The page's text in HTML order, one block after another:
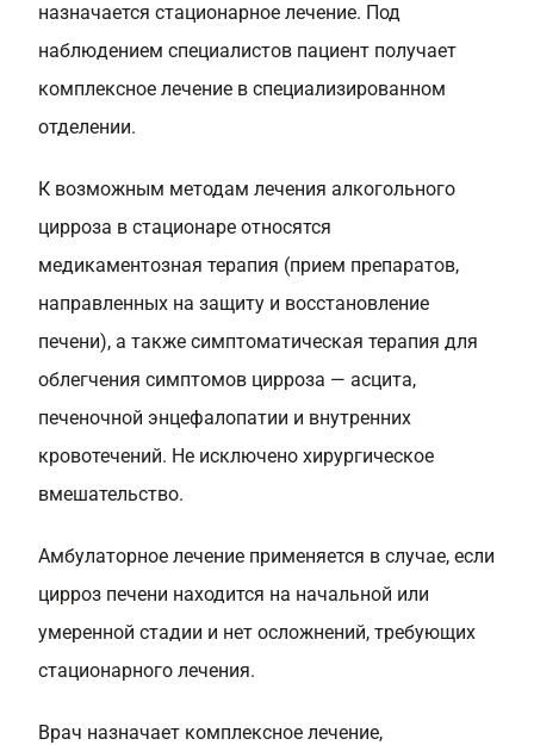
назначается стационарное лечение. Под
наблюдением специалистов пациент получает
комплексное лечение в специализированном
отделении.
К возможным методам лечения алкогольного
цирроза в стационаре относятся
медикаментозная терапия (прием препаратов,
направленных на защиту и восстановление
печени), а также симптоматическая терапия для
облегчения симптомов цирроза — асцита,
печеночной энцефалопатии и внутренних
кровотечений. Не исключено хирургическое
вмешательство.
Амбулаторное лечение применяется в случае, если
цирроз печени находится на начальной или
умеренной стадии и нет осложнений, требующих
стационарного лечения.
Врач назначает комплексное лечение,